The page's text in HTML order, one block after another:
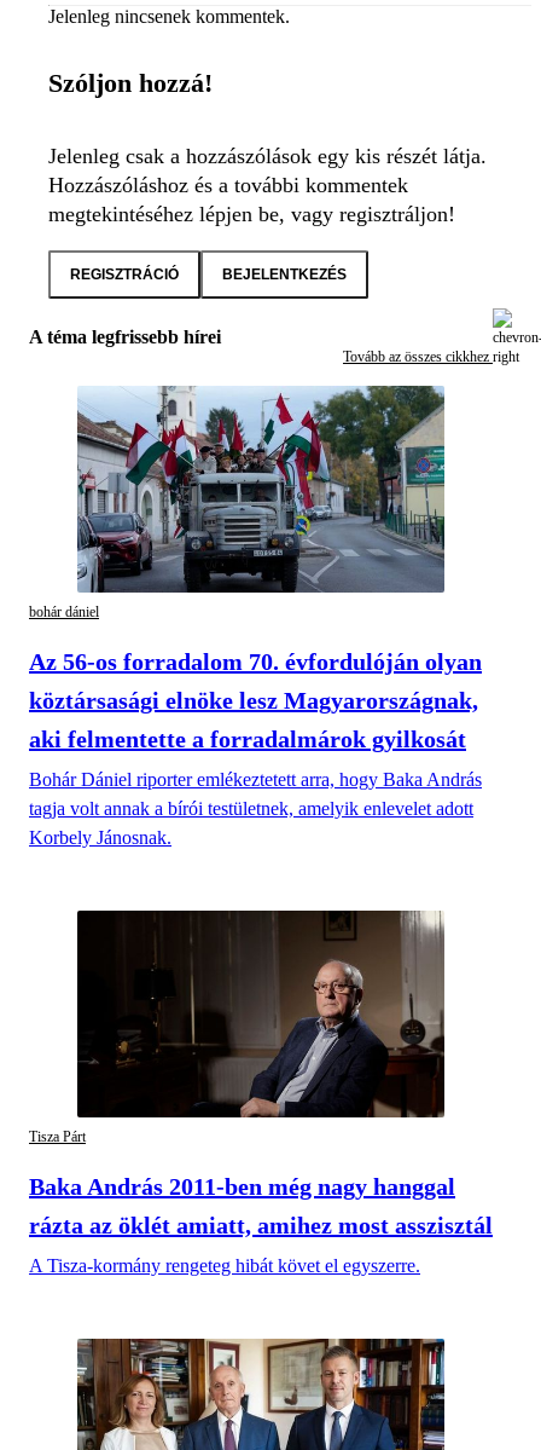
Jelenleg nincsenek kommentek.
Szóljon hozzá!
Jelenleg csak a hozzászólások egy kis részét látja.
Hozzászóláshoz és a további kommentek
megtekintéséhez lépjen be, vagy regisztráljon!
REGISZTRÁCIÓ BEJELENTKEZÉS
A téma legfrissebb hírei
Tovább az összes cikkhez
bohár dániel
Az 56-os forradalom 70. évfordulóján olyan
köztársasági elnöke lesz Magyarországnak,
aki felmentette a forradalmárok gyilkosát
Bohár Dániel riporter emlékeztetett arra, hogy Baka András
tagja volt annak a bírói testületnek, amelyik enlevelet adott
Korbely Jánosnak.
Tisza Párt
Baka András 2011-ben még nagy hanggal
rázta az öklét amiatt, amihez most asszisztál
A Tisza-kormány rengeteg hibát követ el egyszerre.